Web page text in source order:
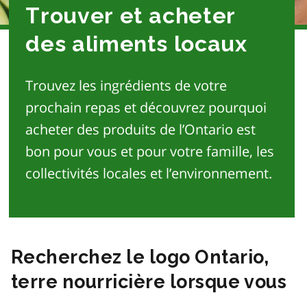
Trouver et acheter
des aliments locaux
Trouvez les ingrédients de votre
prochain repas et découvrez pourquoi
acheter des produits de l’Ontario est
bon pour vous et pour votre famille, les
collectivités locales et l’environnement.
Recherchez le logo Ontario,
terre nourricière lorsque vous